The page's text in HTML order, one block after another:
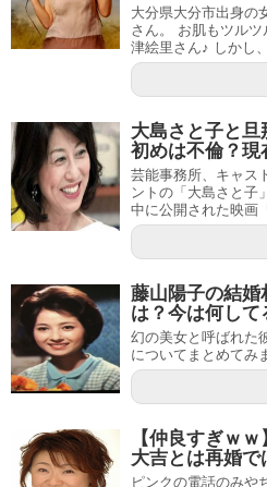
大分県大分市出身の
さん。 お肌もツル
津絵里さん♪ しかし
大島さと子と
初めは不倫？現
芸能事務所、キャス
ントの「大島さと子
中に公開された映画
藤山陽子の結婚
は？今は何して
幻の美女と呼ばれた
についてまとめてみ
【仲良すぎｗ
大吉とは再婚で
ピンクの電話のみや